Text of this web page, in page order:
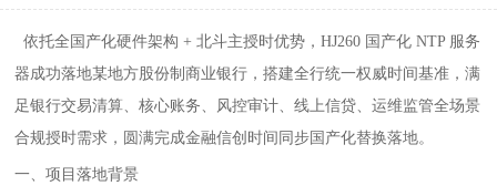
依托全国产化硬件架构 + 北斗主授时优势，HJ260 国产化 NTP 服务
器成功落地某地方股份制商业银行，搭建全行统一权威时间基准，满
足银行交易清算、核心账务、风控审计、线上信贷、运维监管全场景
合规授时需求，圆满完成金融信创时间同步国产化替换落地。
一、项目落地背景